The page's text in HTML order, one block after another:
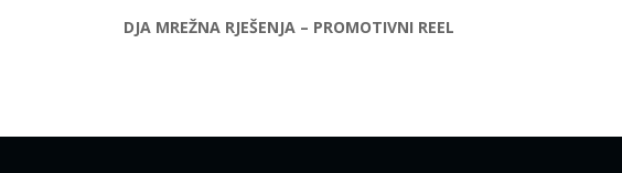
DJA MREŽNA RJEŠENJA – PROMOTIVNI REEL